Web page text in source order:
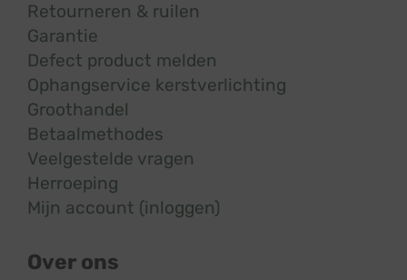
Retourneren & ruilen
Garantie
Defect product melden
Ophangservice kerstverlichting
Groothandel
Betaalmethodes
Veelgestelde vragen
Herroeping
Mijn account (inloggen)
Over ons